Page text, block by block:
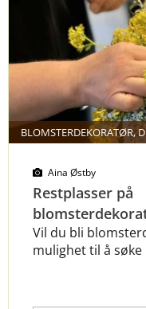
BLOMSTERDEKORATØR,
Aina Østby
Restplasser på
Vil du bli
mulighet til å søke